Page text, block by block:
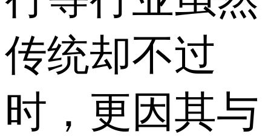
传统却不过
时，更因其与